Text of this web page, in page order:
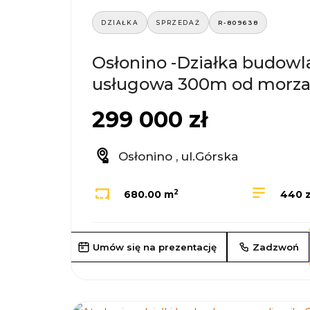
DZIAŁKA SPRZEDAŻ R-809638
Osłonino -Działka
usługowa 300m od
299 000 zł
Osłonino , ul.Górska
680.00 m2 440
Umów się na prezentację Zadzwoń